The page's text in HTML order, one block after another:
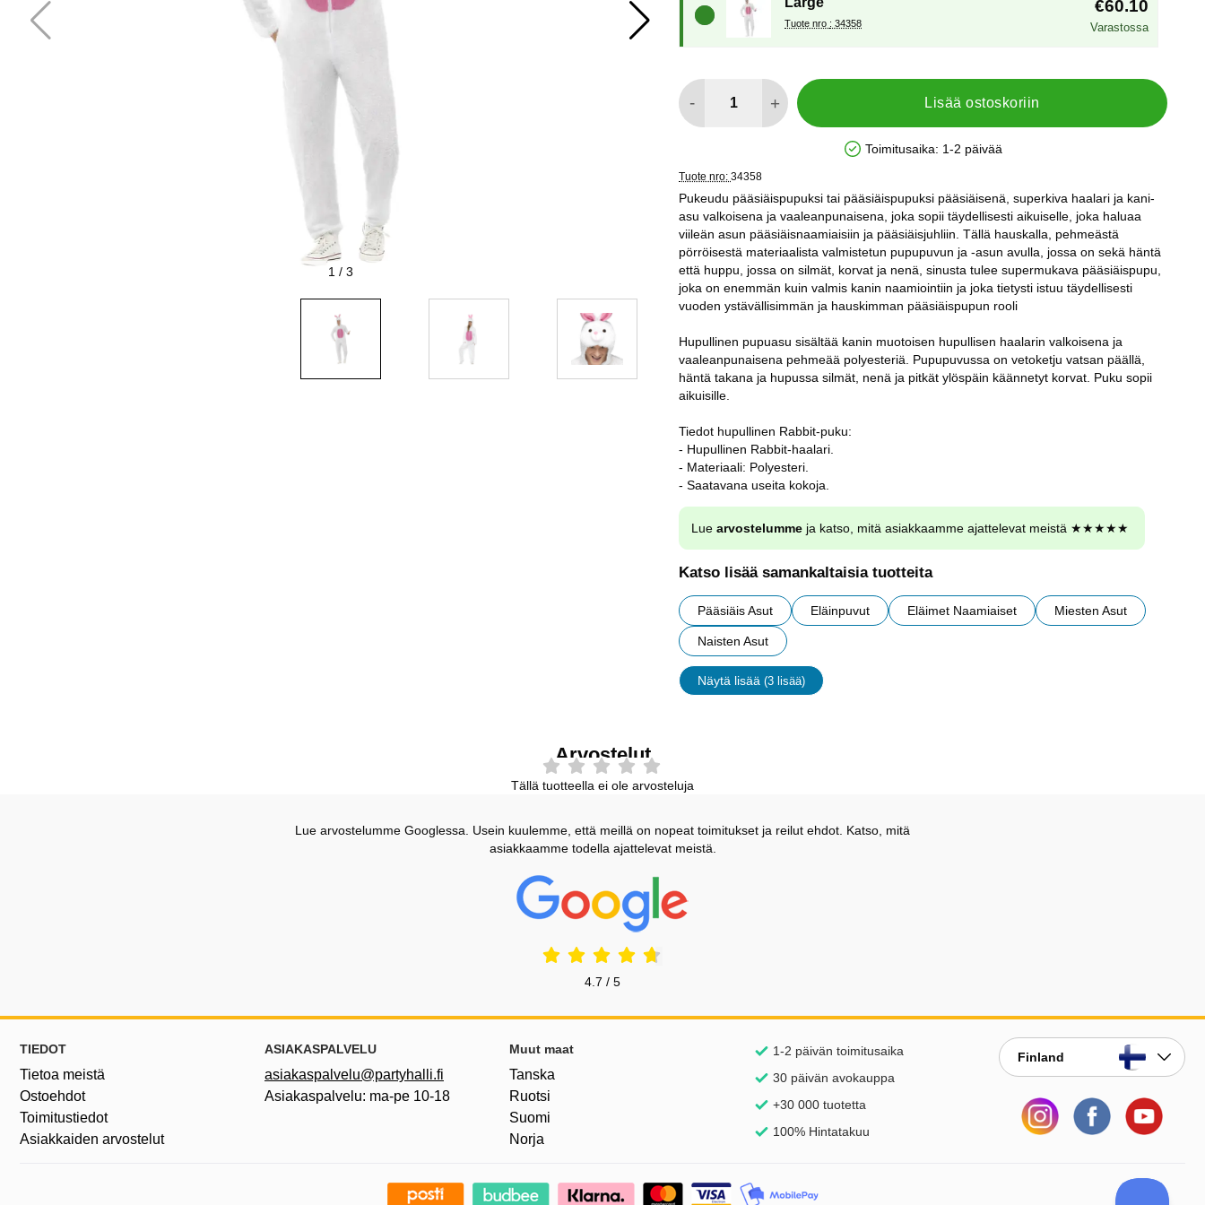
1 / 3
Tuote nro : 34358
€60.10
Varastossa
- + Lisää ostoskoriin
Saatavuus: Varastossa
Toimitusaika: 1-2 päivää
Tuote nro: 34358
Pukeudu pääsiäispupuksi tai pääsiäispupuksi pääsiäisenä, superkiva haalari ja kani-
asu valkoisena ja vaaleanpunaisena, joka sopii täydellisesti aikuiselle, joka haluaa
viileän asun pääsiäisnaamiaisiin ja pääsiäisjuhliin. Tällä hauskalla, pehmeästä
pörröisestä materiaalista valmistetun pupupuvun ja -asun avulla, jossa on sekä häntä
että huppu, jossa on silmät, korvat ja nenä, sinusta tulee supermukava pääsiäispupu,
joka on enemmän kuin valmis kanin naamiointiin ja joka tietysti istuu täydellisesti
vuoden ystävällisimmän ja hauskimman pääsiäispupun rooli
Hupullinen pupuasu sisältää kanin muotoisen hupullisen haalarin valkoisena ja
vaaleanpunaisena pehmeää polyesteriä. Pupupuvussa on vetoketju vatsan päällä,
häntä takana ja hupussa silmät, nenä ja pitkät ylöspäin käännetyt korvat. Puku sopii
aikuisille.
Tiedot hupullinen Rabbit-puku:
- Hupullinen Rabbit-haalari.
- Materiaali: Polyesteri.
- Saatavana useita kokoja.
Lue arvostelumme ja katso, mitä asiakkaamme ajattelevat meistä ★★★★★
Katso lisää samankaltaisia tuotteita
Pääsiäis Asut Eläinpuvut Eläimet Naamiaiset Miesten Asut
Naisten Asut
Näytä lisää (3 lisää)
ominaisuudet
Arvostelut
Tällä tuotteella ei ole arvosteluja
Lue arvostelumme Googlessa. Usein kuulemme, että meillä on nopeat toimitukset ja reilut ehdot. Katso, mitä
asiakkaamme todella ajattelevat meistä.
Prisjakt Arvostelu: 4.7 Tähdet
4.7 / 5
Alatunnisteen sisältö Sekalaista tietoa ja linkkejä
TIEDOT
Tietoa meistä
Ostoehdot
Toimitustiedot
Asiakkaiden arvostelut
ASIAKASPALVELU
asiakaspalvelu@partyhalli.fi
Asiakaspalvelu: ma-pe 10-18
Muut maat
Tanska
Ruotsi
Suomi
Norja
1-2 päivän toimitusaika
30 päivän avokauppa
+30 000 tuotetta
100% Hintatakuu
Finland